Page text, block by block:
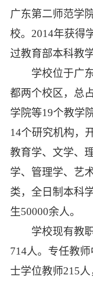
广东第二师范学
校。 2014年获得
过教育部本科教
学校位于广
都两个校区，总
学院等19个教学
14个研究机构，
教育学、文学、
学、管理学、艺
类，全日制本科
生50000余人。
学校现有教
714人。专任教
士学位教师215